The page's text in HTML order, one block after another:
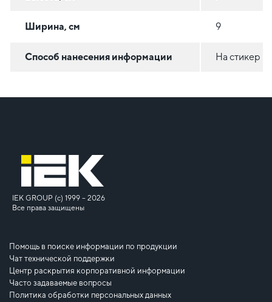
Ширина, см 9
Способ нанесения информации На стикер
IEK GROUP (c) 1999 – 2026
Все права защищены
Помощь в поиске информации по продукции
Чат технической поддержки
Центр раскрытия корпоративной информации
Часто задаваемые вопросы
Политика обработки персональных данных